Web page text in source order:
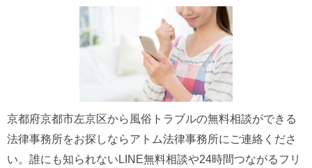
京都府京都市左京区から風俗トラブルの無料相談ができる
法律事務所をお探しならアトム法律事務所にご連絡くださ
い。誰にも知られないLINE無料相談や24時間つながるフリ